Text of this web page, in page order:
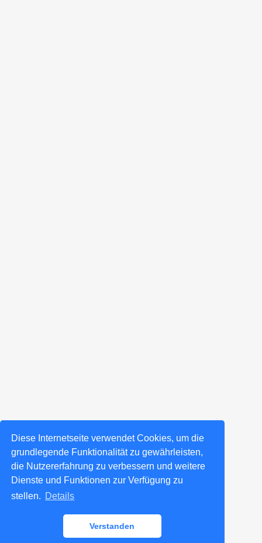
Diese Internetseite verwendet Cookies, um die
grundlegende Funktionalität zu gewährleisten,
die Nutzererfahrung zu verbessern und weitere
Dienste und Funktionen zur Verfügung zu
stellen. Details
Verstanden